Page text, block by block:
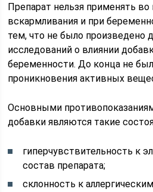
Препарат нельзя применять во
вскармливания и при
тем, что не было произведено
исследований о влиянии
беременности. До конца не
проникновения активных
Основными
добавки являются такие
гиперчувствительность к
состав препарата;
склонность к